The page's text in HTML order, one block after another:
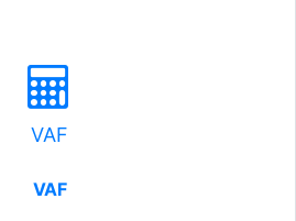
VAF
VAF